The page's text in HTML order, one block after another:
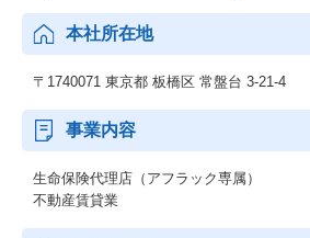
本社所在地
〒1740071 東京都 板橋区 常盤台 3-21-4
事業内容
生命保険代理店（アフラック専属）
不動産賃貸業